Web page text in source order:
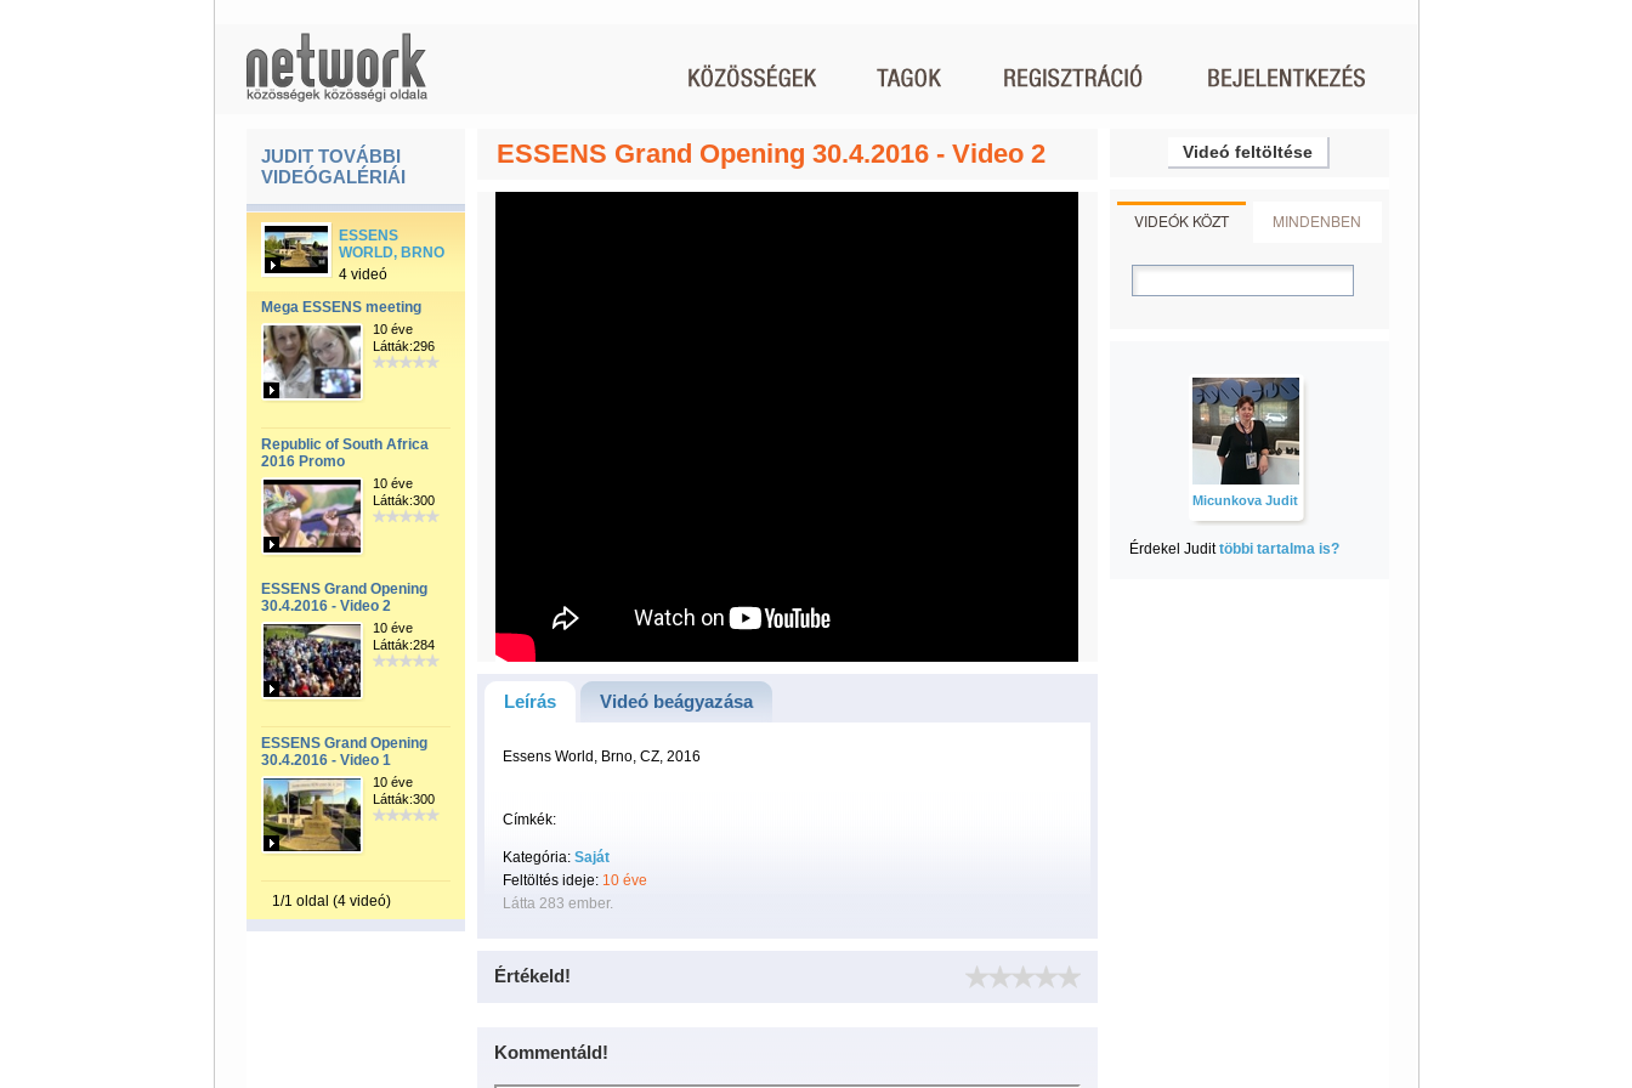
JUDIT TOVÁBBI
VIDEÓGALÉRIÁI
ESSENS
WORLD, BRNO
4 videó
Mega ESSENS meeting
10 éve
Látták:296
Republic of South Africa
2016 Promo
10 éve
Látták:300
ESSENS Grand Opening
30.4.2016 - Video 2
10 éve
Látták:284
ESSENS Grand Opening
30.4.2016 - Video 1
10 éve
Látták:300
1/1 oldal (4 videó)
ESSENS Grand Opening 30.4.2016 - Video 2
Leírás Videó beágyazása
Essens World, Brno, CZ, 2016
Címkék:
Kategória: Saját
Feltöltés ideje: 10 éve
Látta 283 ember.
Értékeld!
Kommentáld!
Videó feltöltése
VIDEÓK KÖZT MINDENBEN
Micunkova Judit
Érdekel Judittöbbi tartalma is?